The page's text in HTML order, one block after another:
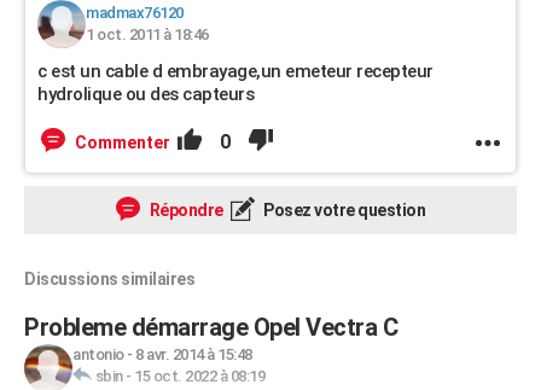
madmax76120
1 oct. 2011 à 18:46
c est un cable d embrayage,un emeteur recepteur
hydrolique ou des capteurs
Commenter 0
Répondre Posez votre question
Discussions similaires
Probleme démarrage Opel Vectra C
antonio- 8 avr. 2014 à 15:48
sbin- 15 oct. 2022 à 08:19